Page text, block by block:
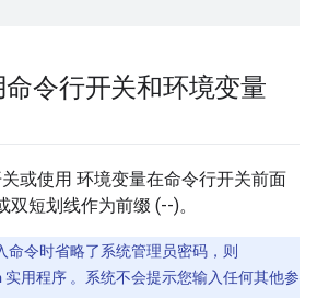
令行开关和环境变量
或使用 环境变量在命令行开关前面
双短划线作为前缀 (--)。
命令时省略了系统管理员密码，则
实用程序 。系统不会提示您输入任何其他参